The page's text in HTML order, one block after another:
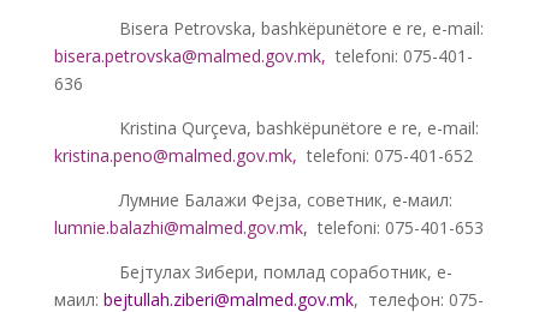
Bisera Petrovska, bashkëpunëtore e re, e-mail:
bisera.petrovska@malmed.gov.mk, telefoni: 075-401-
636
Kristina Qurçeva, bashkëpunëtore e re, e-mail:
kristina.peno@malmed.gov.mk, telefoni: 075-401-652
Лумние Балажи Фејза, советник, е-маил:
lumnie.balazhi@malmed.gov.mk, telefoni: 075-401-653
Бејтулах Зибери, помлад соработник, е-
маил: bejtullah.ziberi@malmed.gov.mk, телефон: 075-